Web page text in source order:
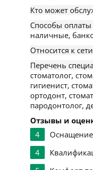
Кто может
Способы оплаты
наличные,
Относится к
Перечень
стоматолог,
гигиенист,
ортодонт,
пародонтолог,
Отзывы и
4
4